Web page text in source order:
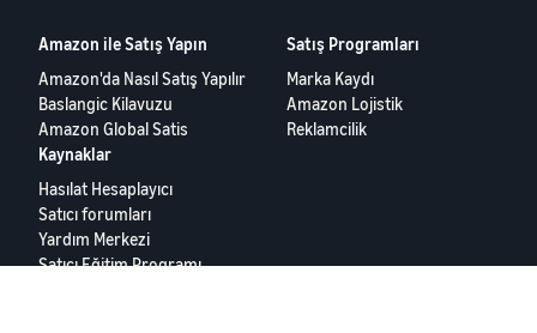
Amazon ile Satış Yapın
Amazon'da Nasıl Satış Yapılır
Baslangic Kilavuzu
Amazon Global Satis
Satış Programları
Marka Kaydı
Amazon Lojistik
Reklamcilik
Kaynaklar
Hasılat Hesaplayıcı
Satıcı forumları
Yardım Merkezi
Satıcı Eğitim Programı